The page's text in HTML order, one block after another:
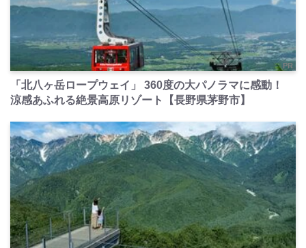
PR
「北八ヶ岳ロープウェイ」 360度の大パノラマに感動！
涼感あふれる絶景高原リゾート【長野県茅野市】